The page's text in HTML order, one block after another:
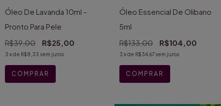
Óleo De Lavanda 10ml -
Pronto Para Pele
R$39,00
R$25,00
3 x de R$8,33 sem juros
Óleo Essencial De Olibano
5ml
R$133,00
R$104,00
3 x de R$34,67 sem juros